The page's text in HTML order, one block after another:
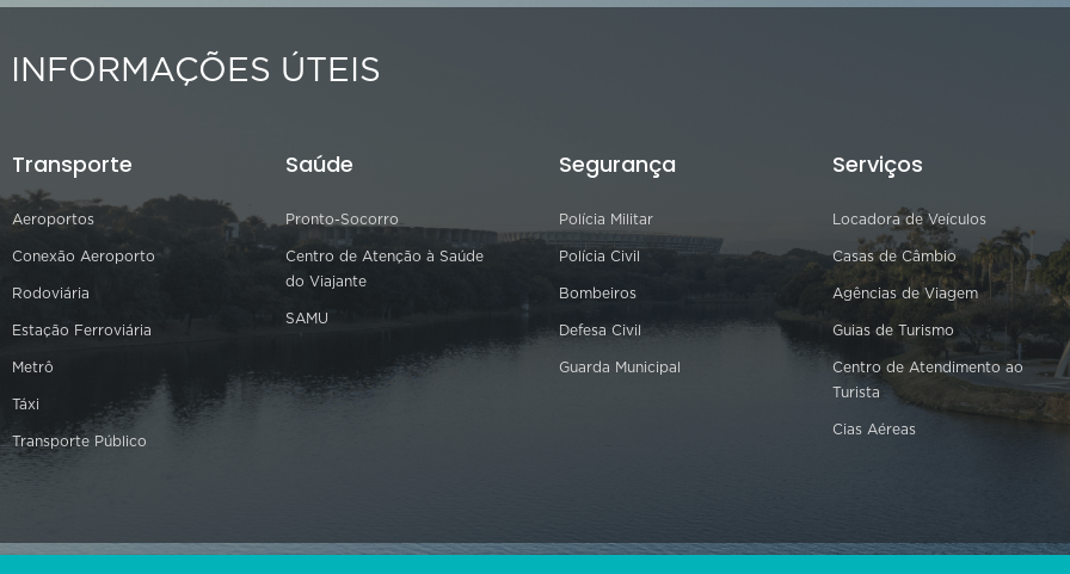
INFORMAÇÕES ÚTEIS
Transporte
Aeroportos
Conexão Aeroporto
Rodoviária
Estação Ferroviária
Metrô
Táxi
Transporte Público
Saúde
Pronto-Socorro
Centro de Atenção à Saúde
do Viajante
SAMU
Segurança
Polícia Militar
Polícia Civil
Bombeiros
Defesa Civil
Guarda Municipal
Serviços
Locadora de Veículos
Casas de Câmbio
Agências de Viagem
Guias de Turismo
Centro de Atendimento ao
Turista
Cias Aéreas